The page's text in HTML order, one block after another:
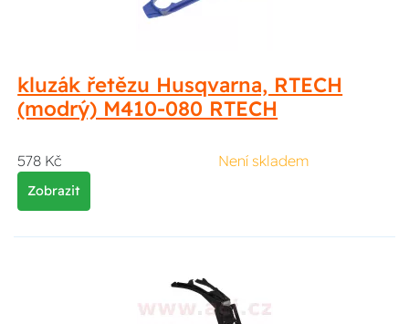
kluzák řetězu Husqvarna, RTECH
(modrý) M410-080 RTECH
578 Kč Není skladem
Zobrazit